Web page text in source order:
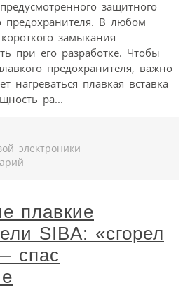
защитного
предохранителя. В любом
замыкания
при его разработке. Чтобы
предохранителя, важно
нагреваться плавкая вставка
ра...
электроники
плавкие
SIBA: «cгорел
спас